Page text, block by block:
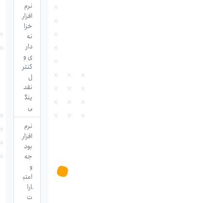
نرم
افزار
خزا
نه
دار
ی و
کنتر
نقد
ینگ
ی
نرم
افزار
بود
جه
اعتب
ارا
ت